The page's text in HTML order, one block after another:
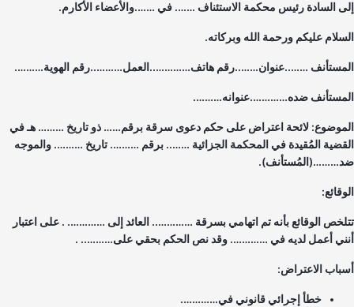
السادة رئيس محكمة الاستئناف ……. في …….والأعضاء الأكارم.
عليكم ورحمة الله وبركاته.
……..عنوان……..رقم هاتف…………..العمل………..رقم الهوية……….
ضده………….عنوانه……….
لائحة اعتراض على حكم دعوى سرقة برقم…… ذو تاريخ ……… هـ في
المُقيدة في المحكمة الجزائية …….. برقم ………. تاريخ ………. والموجه
الوقائع بأنه تم اتهامي بسرقة ………….. العائد إلى …………. . على اعتبار
أعمل لديه في …………. وقد نص الحكم بحقي على……….. .
الاعتراض:
خطأ إجرائي قانوني في………….